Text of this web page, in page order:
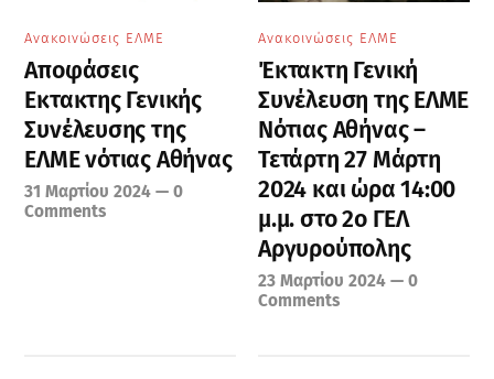
Ανακοινώσεις ΕΛΜΕ
Αποφάσεις
Εκτακτης Γενικής
Συνέλευσης της
ΕΛΜΕ νότιας Αθήνας
31 Μαρτίου 2024 —0
Comments
Ανακοινώσεις ΕΛΜΕ
Έκτακτη Γενική
Συνέλευση της ΕΛΜΕ
Νότιας Αθήνας –
Τετάρτη 27 Μάρτη
2024 και ώρα 14:00
μ.μ. στο 2ο ΓΕΛ
Αργυρούπολης
23 Μαρτίου 2024 —0
Comments